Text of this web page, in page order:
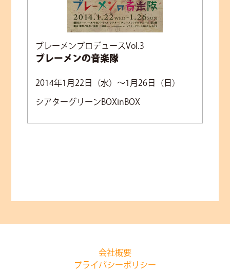
ブレーメンプロデュースVol.3
ブレーメンの音楽隊
2014年1月22日（水）～1月26日（日）
シアターグリーンBOXinBOX
会社概要
プライバシーポリシー